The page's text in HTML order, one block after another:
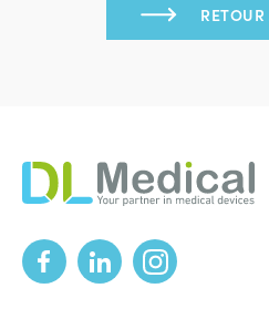
RETOUR
DL
Medical
Des
médias